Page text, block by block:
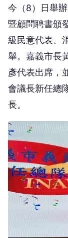
今（8）日舉
暨顧問聘書頒
級民意代表、
舉。嘉義市長
彥代表出席，
會議長新任總
長。